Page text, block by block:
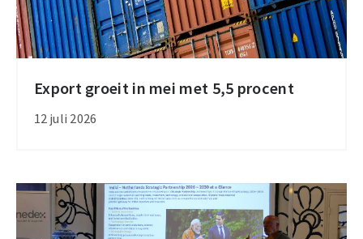
Export groeit in mei met 5,5 procent
12 juli 2026
Export
groeit
met
procent